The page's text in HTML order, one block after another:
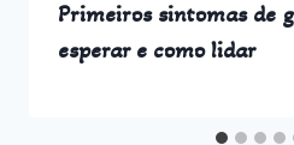
Primeiros sintomas de
esperar e como lidar